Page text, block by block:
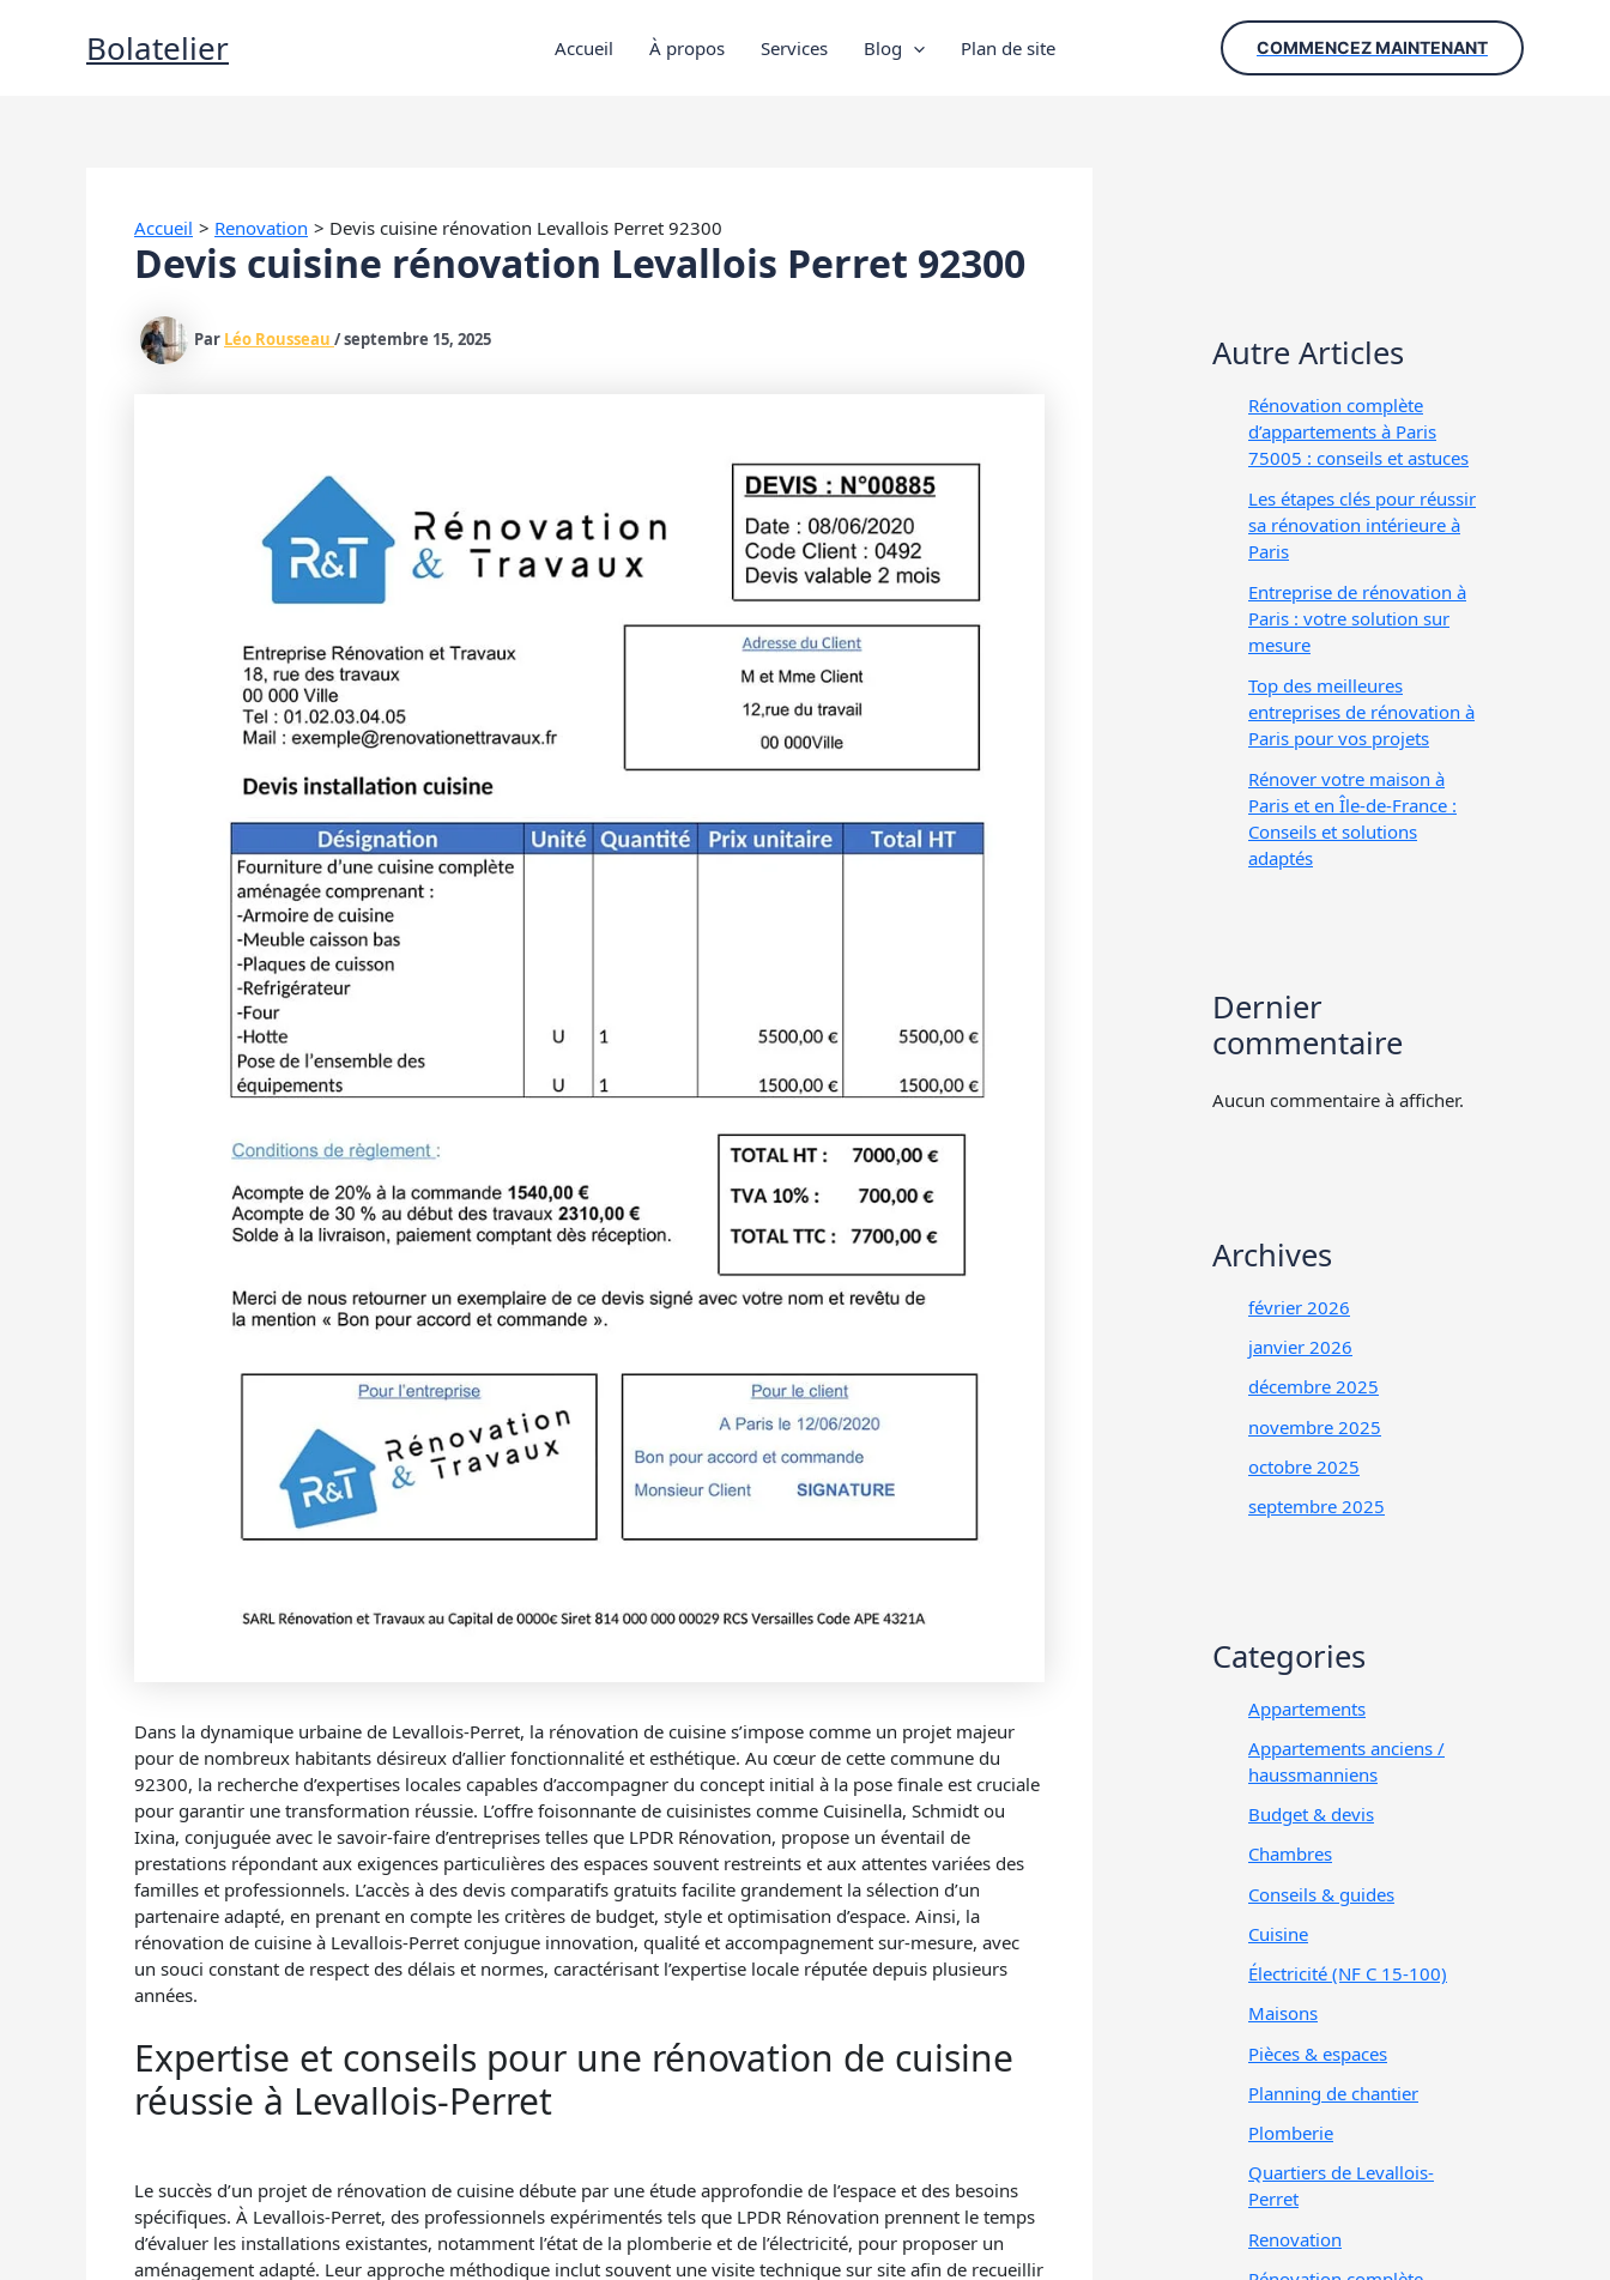
Bolatelier Accueil À propos Services Blog Plan de site COMMENCEZ MAINTENANT
Accueil Renovation Devis cuisine rénovation Levallois Perret 92300
Devis cuisine rénovation Levallois Perret 92300
Par Léo Rousseau /septembre 15, 2025
Dans la dynamique urbaine de Levallois-Perret, la rénovation de cuisine s’impose comme un projet majeur
pour de nombreux habitants désireux d’allier fonctionnalité et esthétique. Au cœur de cette commune du
92300, la recherche d’expertises locales capables d’accompagner du concept initial à la pose finale est cruciale
pour garantir une transformation réussie. L’offre foisonnante de cuisinistes comme Cuisinella, Schmidt ou
Ixina, conjuguée avec le savoir-faire d’entreprises telles que LPDR Rénovation, propose un éventail de
prestations répondant aux exigences particulières des espaces souvent restreints et aux attentes variées des
familles et professionnels. L’accès à des devis comparatifs gratuits facilite grandement la sélection d’un
partenaire adapté, en prenant en compte les critères de budget, style et optimisation d’espace. Ainsi, la
rénovation de cuisine à Levallois-Perret conjugue innovation, qualité et accompagnement sur-mesure, avec
un souci constant de respect des délais et normes, caractérisant l’expertise locale réputée depuis plusieurs
années.
Expertise et conseils pour une rénovation de cuisine
réussie à Levallois-Perret
Le succès d’un projet de rénovation de cuisine débute par une étude approfondie de l’espace et des besoins
spécifiques. À Levallois-Perret, des professionnels expérimentés tels que LPDR Rénovation prennent le temps
d’évaluer les installations existantes, notamment l’état de la plomberie et de l’électricité, pour proposer un
aménagement adapté. Leur approche méthodique inclut souvent une visite technique sur site afin de recueillir
Autre Articles
Rénovation complète
d’appartements à Paris
75005 : conseils et astuces
Les étapes clés pour réussir
sa rénovation intérieure à
Paris
Entreprise de rénovation à
Paris : votre solution sur
mesure
Top des meilleures
entreprises de rénovation à
Paris pour vos projets
Rénover votre maison à
Paris et en Île-de-France :
Conseils et solutions
adaptés
Dernier
commentaire
Aucun commentaire à afficher.
Archives
février 2026
janvier 2026
décembre 2025
novembre 2025
octobre 2025
septembre 2025
Categories
Appartements
Appartements anciens /
haussmanniens
Budget & devis
Chambres
Conseils & guides
Cuisine
Électricité (NF C 15-100)
Maisons
Pièces & espaces
Planning de chantier
Plomberie
Quartiers de Levallois-
Perret
Renovation